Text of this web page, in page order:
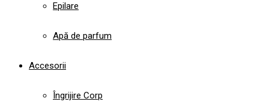
Epilare
Apă de parfum
Accesorii
Îngrijire Corp